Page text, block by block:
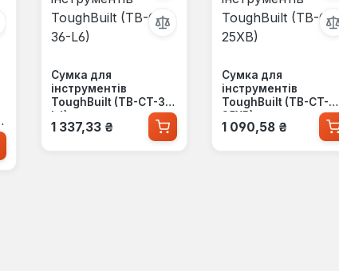
Сумка для
інструментів
ToughBuilt (TB-CT-36-
L6)
Звичайна ціна:
1 337,33 ₴
Сумка для
інструментів
ToughBuilt (TB-CT-
25XB)
Звичайна ціна:
1 090,58 ₴